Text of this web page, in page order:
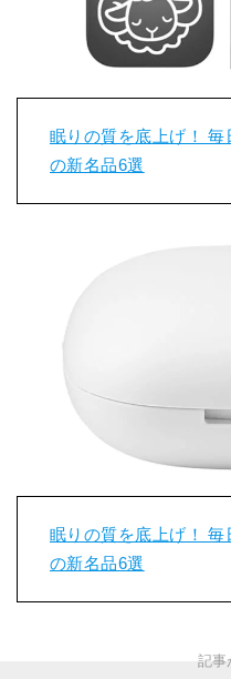
眠りの質を底上げ！
の新名品6選
眠りの質を底上げ！
の新名品6選